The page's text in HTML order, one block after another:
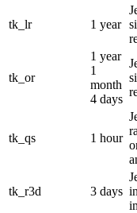
tk_lr 1 year
tk_or
1 year
1
month
4 days
tk_qs 1 hour
tk_r3d 3 days